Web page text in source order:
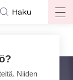
Haku
Niiden